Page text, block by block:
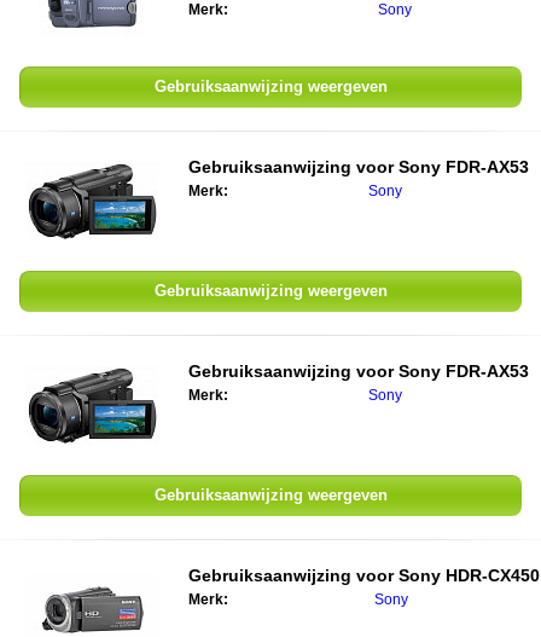
Merk: Sony
Gebruiksaanwijzing weergeven
Gebruiksaanwijzing voorSony FDR-AX53
Merk: Sony
Gebruiksaanwijzing weergeven
Gebruiksaanwijzing voorSony FDR-AX53
Merk: Sony
Gebruiksaanwijzing weergeven
Gebruiksaanwijzing voorSony HDR-CX450
Merk: Sony